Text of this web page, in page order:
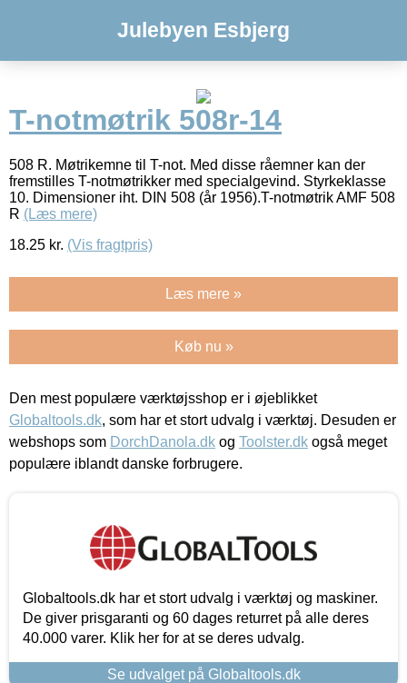
Julebyen Esbjerg
T-notmøtrik 508r-14
508 R. Møtrikemne til T-not. Med disse råemner kan der
fremstilles T-notmøtrikker med specialgevind. Styrkeklasse
10. Dimensioner iht. DIN 508 (år 1956).T-notmøtrik AMF 508
R (Læs mere)
18.25 kr. (Vis fragtpris)
Læs mere »
Køb nu »
Den mest populære værktøjsshop er i øjeblikket
Globaltools.dk, som har et stort udvalg i værktøj. Desuden er
webshops som DorchDanola.dk og Toolster.dk også meget
populære iblandt danske forbrugere.
Globaltools.dk har et stort udvalg i værktøj og maskiner.
De giver prisgaranti og 60 dages returret på alle deres
40.000 varer. Klik her for at se deres udvalg.
Se udvalget på Globaltools.dk